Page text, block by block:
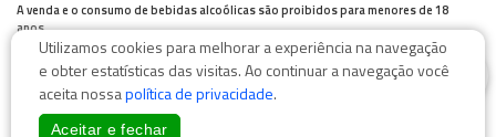
A venda e o consumo de bebidas alcoólicas são proibidos para menores de 18
anos.
Bebida alcoólica pode causar dependência química e, em excesso, provoca graves males à saúde.
Beba com moderação
Utilizamos cookies para melhorar a experiência na navegação
e obter estatísticas das visitas. Ao continuar a navegação você
aceita nossapolítica de privacidade.
Aceitar e fechar